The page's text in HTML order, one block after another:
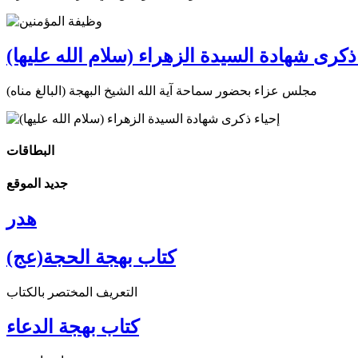
ذكرى شهادة السيدة الزهراء (سلام الله عليها)
مجلس عزاء بحضور سماحة آية الله الشيخ البهجة (البالغ مناه)
البطاقات
جديد الموقع
هدر
كتاب بهجة الحجة(عج)
التعريف المختصر بالكتاب
كتاب بهجة الدعاء